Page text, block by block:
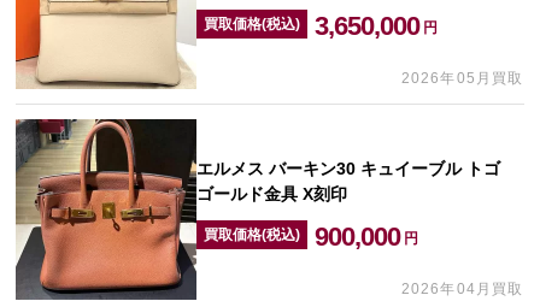
買取価格(税込) 3,650,000 円
2026年05月買取
エルメス バーキン30 キュイーブル トゴ
ゴールド金具 X刻印
買取価格(税込) 900,000 円
2026年04月買取